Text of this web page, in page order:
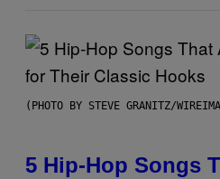
(PHOTO BY STEVE GRANITZ/
5 Hip-Hop Songs